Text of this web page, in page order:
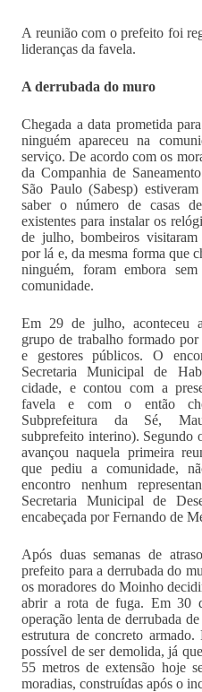
A reunião com o prefeito foi
lideranças da favela.
A derrubada do muro
Chegada a data prometida
ninguém apareceu na
serviço. De acordo com os
da Companhia de
São Paulo (Sabesp)
saber o número de casas
existentes para instalar os
de julho, bombeiros
por lá e, da mesma forma que
ninguém, foram embora
comunidade.
Em 29 de julho, aconteceu
grupo de trabalho formado
e gestores públicos. O
Secretaria Municipal de
cidade, e contou com a
favela e com o então
Subprefeitura da Sé,
subprefeito interino). Segundo
avançou naquela primeira
que pediu a comunidade,
encontro nenhum
Secretaria Municipal de
encabeçada por Fernando de
Após duas semanas de
prefeito para a derrubada do
os moradores do Moinho
abrir a rota de fuga. Em 30
operação lenta de derrubada
estrutura de concreto armado.
possível de ser demolida, já
55 metros de extensão hoje
moradias, construídas após o